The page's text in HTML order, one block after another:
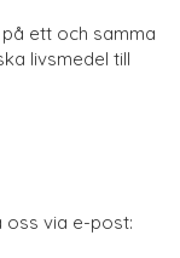
ett och samma
livsmedel till
oss via e-post: